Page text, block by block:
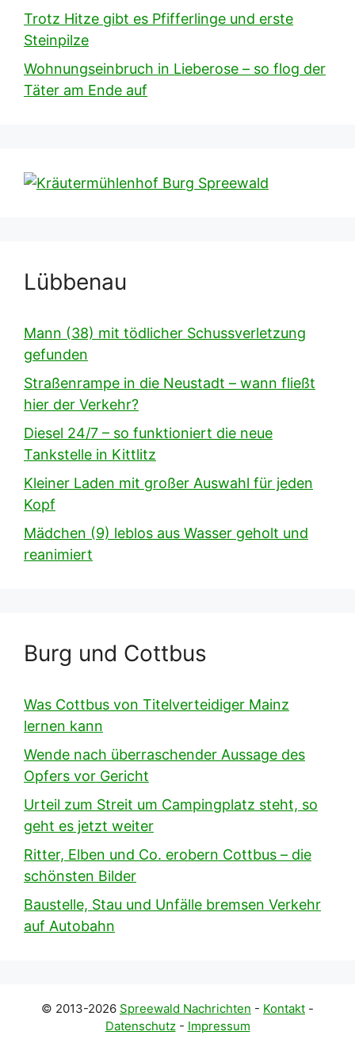
Trotz Hitze gibt es Pfifferlinge und erste
Steinpilze
Wohnungseinbruch in Lieberose – so flog der
Täter am Ende auf
Lübbenau
Mann (38) mit tödlicher Schussverletzung
gefunden
Straßenrampe in die Neustadt – wann fließt
hier der Verkehr?
Diesel 24/7 – so funktioniert die neue
Tankstelle in Kittlitz
Kleiner Laden mit großer Auswahl für jeden
Kopf
Mädchen (9) leblos aus Wasser geholt und
reanimiert
Burg und Cottbus
Was Cottbus von Titelverteidiger Mainz
lernen kann
Wende nach überraschender Aussage des
Opfers vor Gericht
Urteil zum Streit um Campingplatz steht, so
geht es jetzt weiter
Ritter, Elben und Co. erobern Cottbus – die
schönsten Bilder
Baustelle, Stau und Unfälle bremsen Verkehr
auf Autobahn
© 2013-2026 Spreewald Nachrichten - Kontakt -
Datenschutz- Impressum